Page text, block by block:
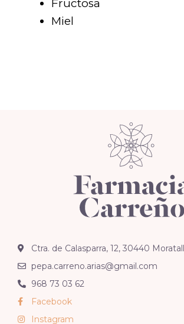
Fructosa
Miel
Ctra. de Calasparra, 12, 30440
pepa.carreno.arias@gmail.com
968 73 03 62
Facebook
Instagram